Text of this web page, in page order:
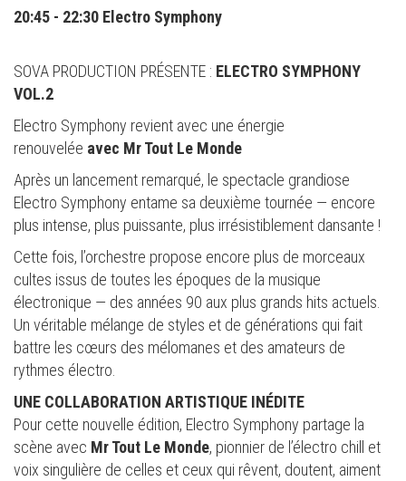
20:45 - 22:30 Electro Symphony
SOVA PRODUCTION PRÉSENTE : ELECTRO SYMPHONY
VOL.2
Electro Symphony revient avec une énergie
renouvelée avec Mr Tout Le Monde
Après un lancement remarqué, le spectacle grandiose
Electro Symphony entame sa deuxième tournée — encore
plus intense, plus puissante, plus irrésistiblement dansante !
Cette fois, l’orchestre propose encore plus de morceaux
cultes issus de toutes les époques de la musique
électronique — des années 90 aux plus grands hits actuels.
Un véritable mélange de styles et de générations qui fait
battre les cœurs des mélomanes et des amateurs de
rythmes électro.
UNE COLLABORATION ARTISTIQUE INÉDITE
Pour cette nouvelle édition, Electro Symphony partage la
scène avec Mr Tout Le Monde, pionnier de l’électro chill et
voix singulière de celles et ceux qui rêvent, doutent, aiment